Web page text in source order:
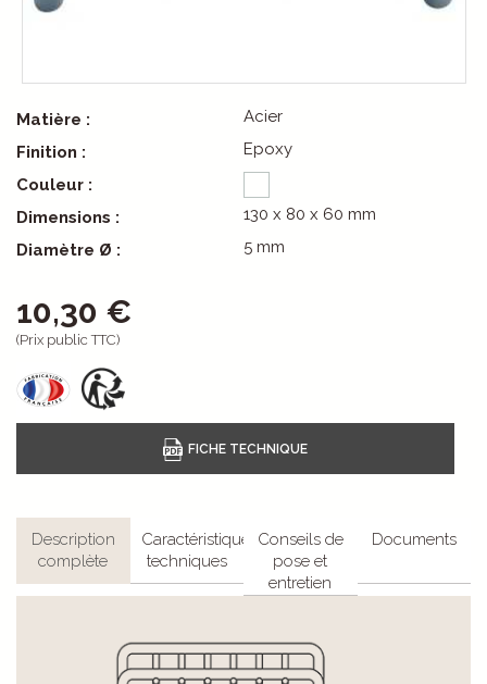
Matière :
Acier
Finition :
Epoxy
Couleur :
Dimensions :
130 x 80 x 60 mm
Diamètre Ø :
5 mm
10,30 €
(Prix public TTC)
Description
complète
Caractéristiques
techniques
Conseils de
pose et
entretien
Documents